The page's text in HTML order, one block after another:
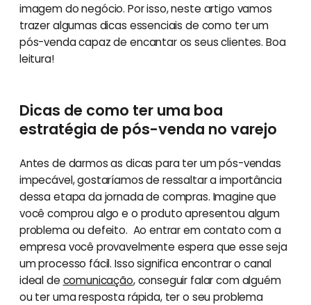
imagem do negócio. Por isso, neste artigo vamos
trazer algumas dicas essenciais de como ter um
pós-venda capaz de encantar os seus clientes. Boa
leitura!
Dicas de como ter uma boa
estratégia de pós-venda no varejo
Antes de darmos as dicas para ter um pós-vendas
impecável, gostaríamos de ressaltar a importância
dessa etapa da jornada de compras. Imagine que
você comprou algo e o produto apresentou algum
problema ou defeito. Ao entrar em contato com a
empresa você provavelmente espera que esse seja
um processo fácil. Isso significa encontrar o canal
ideal de comunicação, conseguir falar com alguém
ou ter uma resposta rápida, ter o seu problema